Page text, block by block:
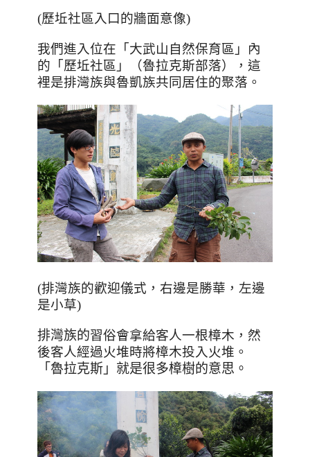
(歷坵社區入口的牆面意像)
我們進入位在「大武山自然保育區」內
的「歷坵社區」（魯拉克斯部落），這
裡是排灣族與魯凱族共同居住的聚落。
(排灣族的歡迎儀式，右邊是勝華，左邊
是小草)
排灣族的習俗會拿給客人一根樟木，然
後客人經過火堆時將樟木投入火堆。
「 魯拉克斯 」就是很多樟樹的意思。